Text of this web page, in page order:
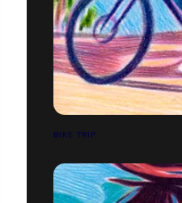
BIKE TRIP